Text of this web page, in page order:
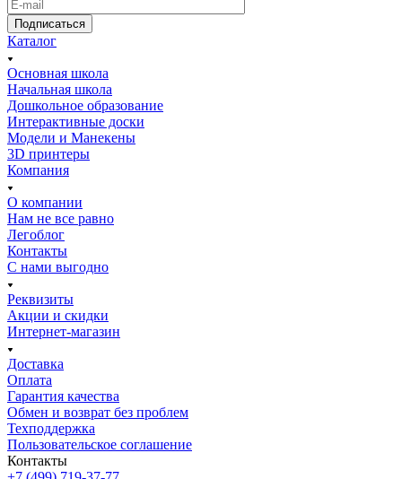
Подписаться
Каталог
Основная школа
Начальная школа
Дошкольное образование
Интерактивные доски
Модели и Манекены
3D принтеры
Компания
О компании
Нам не все равно
Легоблог
Контакты
С нами выгодно
Реквизиты
Акции и скидки
Интернет-магазин
Доставка
Оплата
Гарантия качества
Обмен и возврат без проблем
Техподдержка
Пользовательское соглашение
Контакты